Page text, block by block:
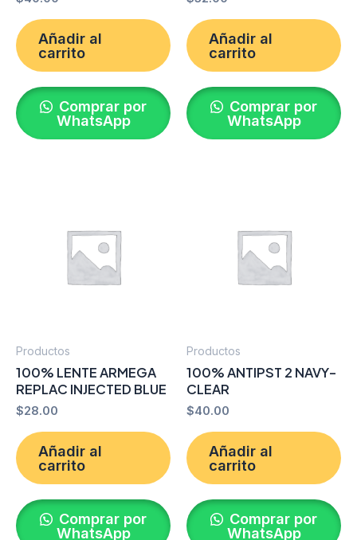
Añadir al
carrito
Comprar por
WhatsApp
Añadir al
carrito
Comprar por
WhatsApp
Productos
100% LENTE ARMEGA
REPLAC INJECTED BLUE
$28.00
Añadir al
carrito
Comprar por
WhatsApp
Productos
100% ANTIPST 2 NAVY-
CLEAR
$40.00
Añadir al
carrito
Comprar por
WhatsApp